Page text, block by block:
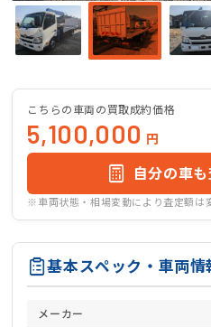
こちらの車両の買取成約価格
5,100,000 円
自分の車
※車両状態・相場変動により査定額は
基本スペック・車両情
メーカー